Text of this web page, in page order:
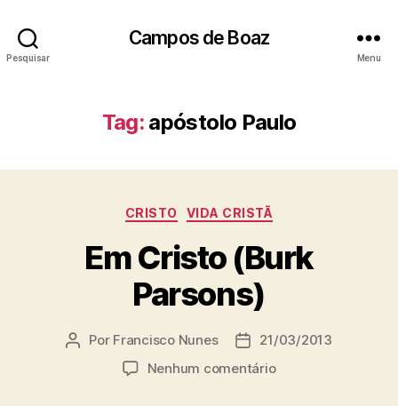
Pesquisar
Campos de Boaz
Menu
Tag: apóstolo Paulo
C
t
e
g
o
i
a
CRISTO VIDA CRISTÃ
Em Cristo (Burk
Parsons)
A Por Francisco Nunes
D 21/03/2013
Nenhum comentárioe